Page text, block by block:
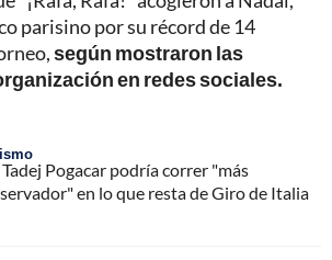
parisino por su récord de 14
según mostraron las
en redes sociales.
Tadej Pogacar podría correr "más
en lo que resta de Giro de Italia